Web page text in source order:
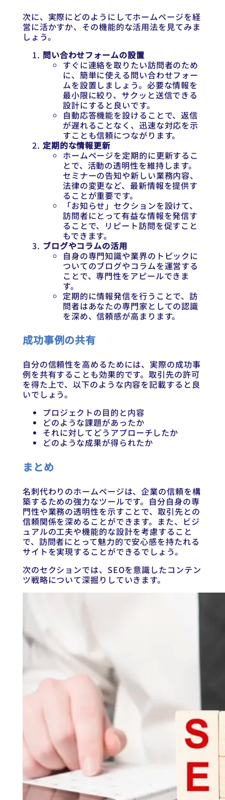
次に、実際にどのようにしてホームページを経
営に活かすか、その機能的な活用法を見てみま
しょう。
問い合わせフォームの設置
すぐに連絡を取りたい訪問者のため
に、簡単に使える問い合わせフォー
ムを設置しましょう。必要な情報を
最小限に絞り、サクッと送信できる
設計にすると良いです。
自動応答機能を設けることで、返信
が遅れることなく、迅速な対応を示
すことも信頼につながります。
定期的な情報更新
ホームページを定期的に更新するこ
とで、活動の透明性を維持します。
セミナーの告知や新しい業務内容、
法律の変更など、最新情報を提供す
ることが重要です。
「お知らせ」セクションを設けて、
訪問者にとって有益な情報を発信す
ることで、リピート訪問を促すこと
もできます。
ブログやコラムの活用
自身の専門知識や業界のトピックに
ついてのブログやコラムを運営する
ことで、専門性をアピールできま
す。
定期的に情報発信を行うことで、訪
問者はあなたの専門家としての認識
を深め、信頼感が高まります。
成功事例の共有
自分の信頼性を高めるためには、実際の成功事
例を共有することも効果的です。取引先の許可
を得た上で、以下のような内容を記載すると良
いでしょう。
プロジェクトの目的と内容
どのような課題があったか
それに対してどうアプローチしたか
どのような成果が得られたか
まとめ
名刺代わりのホームページは、企業の信頼を構
築するための強力なツールです。自分自身の専
門性や業務の透明性を示すことで、取引先との
信頼関係を深めることができます。また、ビジ
ュアルの工夫や機能的な設計を考慮すること
で、訪問者にとって魅力的で安心感を持たれる
サイトを実現することができるでしょう。
次のセクションでは、SEOを意識したコンテン
ツ戦略について深掘りしていきます。